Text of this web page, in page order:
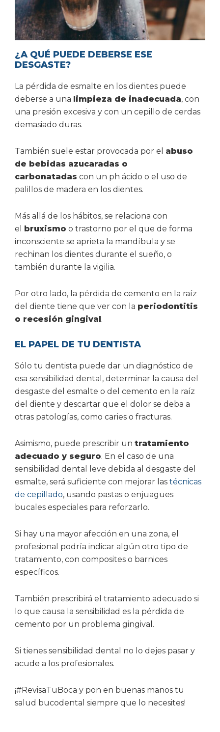
¿A QUÉ PUEDE DEBERSE ESE
DESGASTE?
La pérdida de esmalte en los dientes puede
deberse a una limpieza de inadecuada, con
una presión excesiva y con un cepillo de cerdas
demasiado duras.
También suele estar provocada por el abuso
de bebidas azucaradas o
carbonatadas con un ph ácido o el uso de
palillos de madera en los dientes.
Más allá de los hábitos, se relaciona con
el bruxismo o trastorno por el que de forma
inconsciente se aprieta la mandíbula y se
rechinan los dientes durante el sueño, o
también durante la vigilia.
Por otro lado, la pérdida de cemento en la raíz
del diente tiene que ver con la periodontitis
o recesión gingival.
EL PAPEL DE TU DENTISTA
Sólo tu dentista puede dar un diagnóstico de
esa sensibilidad dental, determinar la causa del
desgaste del esmalte o del cemento en la raíz
del diente y descartar que el dolor se deba a
otras patologías, como caries o fracturas.
Asimismo, puede prescribir un tratamiento
adecuado y seguro. En el caso de una
sensibilidad dental leve debida al desgaste del
esmalte, será suficiente con mejorar las técnicas
de cepillado, usando pastas o enjuagues
bucales especiales para reforzarlo.
Si hay una mayor afección en una zona, el
profesional podría indicar algún otro tipo de
tratamiento, con composites o barnices
específicos.
También prescribirá el tratamiento adecuado si
lo que causa la sensibilidad es la pérdida de
cemento por un problema gingival.
Si tienes sensibilidad dental no lo dejes pasar y
acude a los profesionales.
¡#RevisaTuBoca y pon en buenas manos tu
salud bucodental siempre que lo necesites!